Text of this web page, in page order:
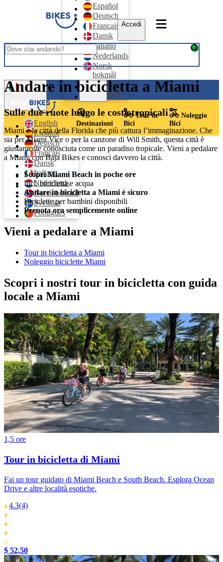
Español
Deutsch
Français
Dansk
Italiano
Nederlands
Norsk
bokmål
Svenska
Português
Accedi
Italiano
English
Español
Deutsch
Français
Dansk
Italiano
Nederlands
Norsk bokmål
Svenska
Português
Accedi
Destinazioni
Tour in
Bici
Noleggio
Bici
Andare in bicicletta a Miami
Sulle due ruote lungo le coste tropicali
Miami è la città della Florida che più cattura l’immaginazione. Che
sia per Miami Vice o per la canzone di Will Smith, questa città è
giustamente conosciuta come un paradiso tropicale. Vieni a pedalare
a Miami con Baja Bikes e conosci davvero la città.
Scopri Miami Beach in poche ore
Incl. bicicletta e acqua
Andare in bicicletta a Miami è sicuro
Biciclette per bambini disponibili
Prenota ora semplicemente online
Vieni a pedalare a Miami
Tour in bicicletta a Miami
Noleggio biciclette Miami
Scopri i nostri tour in bicicletta con guida
locale a Miami
1,5 ore
Tour in bicicletta di Miami
Fai un tour guidato di Miami Beach e South Beach. Esplora Ocean
Drive e altre località esotiche.
4.3(4)
$ 52,50